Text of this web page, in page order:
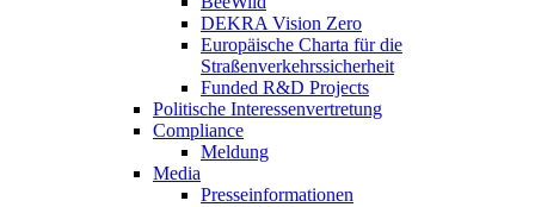
DEKRA Vision Zero
Europäische Charta für die
Straßenverkehrssicherheit
Funded R&D Projects
Politische Interessenvertretung
Compliance
Meldung
Media
Presseinformationen